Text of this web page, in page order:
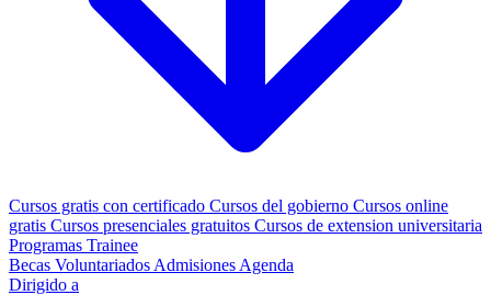
Cursos gratis con certificado Cursos del gobierno Cursos online
gratis Cursos presenciales gratuitos Cursos de extension universitaria
Programas Trainee
Becas Voluntariados Admisiones Agenda
Dirigido a